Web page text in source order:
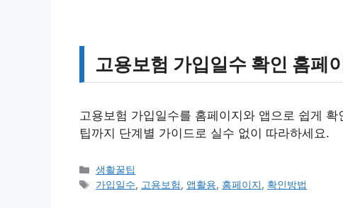
고용보험 가입일수 확인 홈페
고용보험 가입일수를 홈페이지와 앱으로 쉽게
팁까지 단계별 가이드로 실수 없이 따라하세요.
카
테
생활꿀팁
태
가입일수, 고용보험, 앱활용, 홈페이지, 확인방법